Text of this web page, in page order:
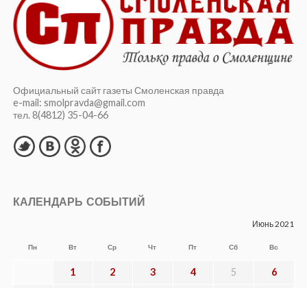
Официальный сайт газеты Смоленская правда
e-mail: smolpravda@gmail.com
тел. 8(4812) 35-04-66
КАЛЕНДАРЬ СОБЫТИЙ
Июнь 2021
Пн Вт Ср Чт Пт Сб Вс
1 2 3 4 5 6